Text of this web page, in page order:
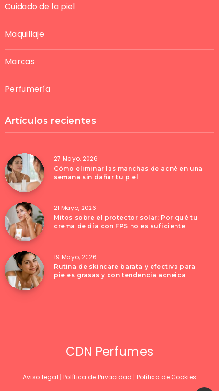
Cuidado de la piel
Maquillaje
Marcas
Perfumería
Artículos recientes
27 Mayo, 2026
Cómo eliminar las manchas de acné en una
semana sin dañar tu piel
21 Mayo, 2026
Mitos sobre el protector solar: Por qué tu
crema de día con FPS no es suficiente
19 Mayo, 2026
Rutina de skincare barata y efectiva para
pieles grasas y con tendencia acneica
CDN Perfumes
Aviso Legal | Política de Privacidad | Política de Cookies